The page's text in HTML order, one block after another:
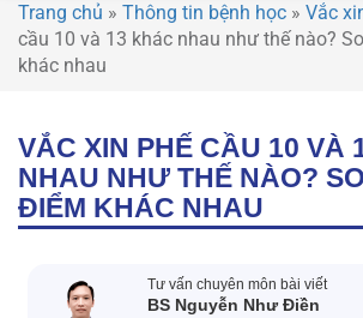
Trang chủ » Thông tin bệnh học » Vắc
cầu 10 và 13 khác nhau như thế nào?
khác nhau
VẮC XIN PHẾ CẦU 10 VÀ
NHAU NHƯ THẾ NÀO?
ĐIỂM KHÁC NHAU
Tư vấn chuyên môn bài viết
BS Nguyễn Như Điền